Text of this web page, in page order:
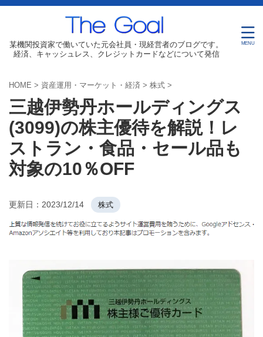
某機関投資家で働いていた元会社員・現経営者のブログです。
経済、キャッシュレス、クレジットカードなどについて発信
HOME > 資産運用・マーケット・経済 > 株式 >
三越伊勢丹ホールディングス
(3099)の株主優待を解説！レ
ストラン・食品・セール品も
対象の10％OFF
更新日： 2023/12/14 株式